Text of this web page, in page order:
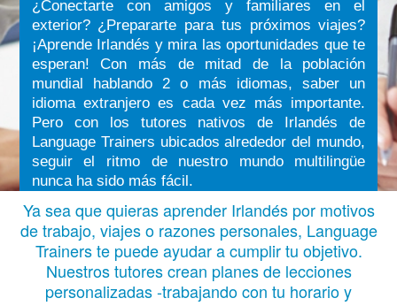
¿Conectarte con amigos y familiares en el
exterior? ¿Prepararte para tus próximos viajes?
¡Aprende Irlandés y mira las oportunidades que te
esperan! Con más de mitad de la población
mundial hablando 2 o más idiomas, saber un
idioma extranjero es cada vez más importante.
Pero con los tutores nativos de Irlandés de
Language Trainers ubicados alrededor del mundo,
seguir el ritmo de nuestro mundo multilingüe
nunca ha sido más fácil.
Ya sea que quieras aprender Irlandés por motivos
de trabajo, viajes o razones personales, Language
Trainers te puede ayudar a cumplir tu objetivo.
Nuestros tutores crean planes de lecciones
personalizadas -trabajando con tu horario y